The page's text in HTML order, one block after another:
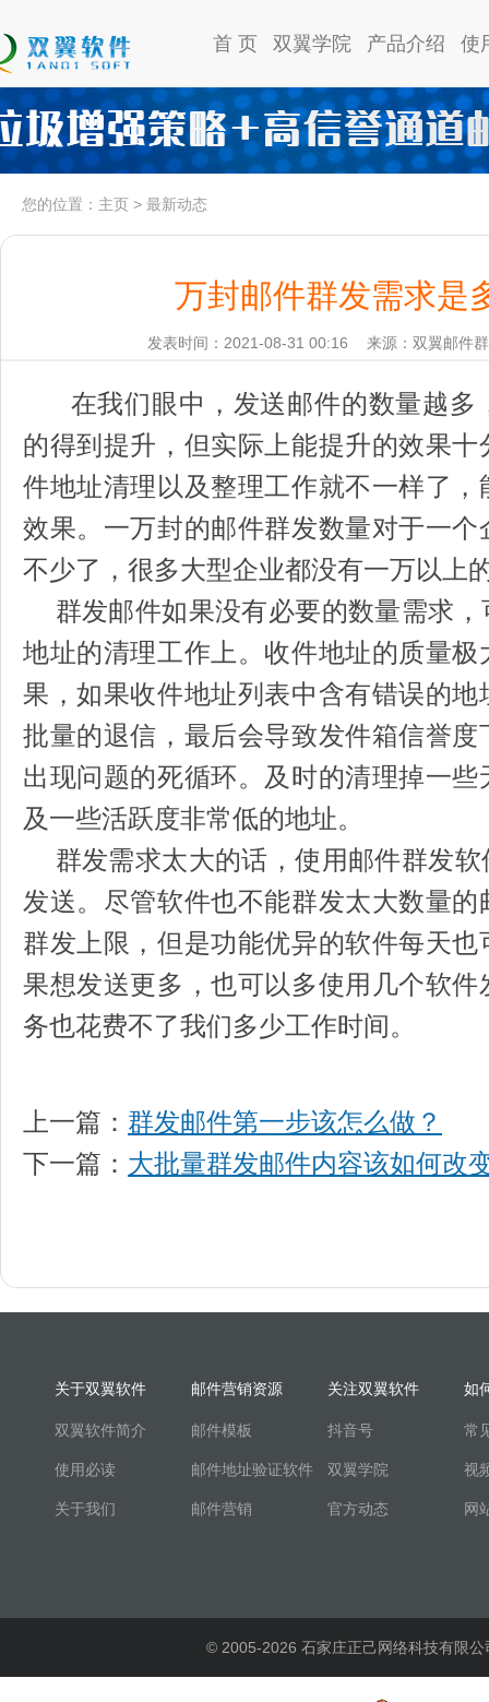
首 页 双翼学院 产品介绍 使
您的位置： 主页 > 最新动态
万封邮件群发需求是
发表时间：2021-08-31 00:16 来源：双翼邮件
在我们眼中，发送邮件的数量越多
的得到提升，但实际上能提升的效果
件地址清理以及整理工作就不一样了
效果。一万封的邮件群发数量对于一
不少了，很多大型企业都没有一万以上
群发邮件如果没有必要的数量需求，
地址的清理工作上。收件地址的质量
果，如果收件地址列表中含有错误的
批量的退信，最后会导致发件箱信誉
出现问题的死循环。及时的清理掉一
及一些活跃度非常低的地址。
群发需求太大的话，使用邮件群发软
发送。尽管软件也不能群发太大数量
群发上限，但是功能优异的软件每天
果想发送更多，也可以多使用几个软
务也花费不了我们多少工作时间。
上一篇： 群发邮件第一步该怎么做？
下一篇： 大批量群发邮件内容该如何改
关于双翼软件
双翼软件简介
使用必读
关于我们
邮件营销资源
邮件模板
邮件地址验证软件
邮件营销
关注双翼软件
抖音号
双翼学院
官方动态
如
常
视
网
© 2005-2026 石家庄正己网络科技有限